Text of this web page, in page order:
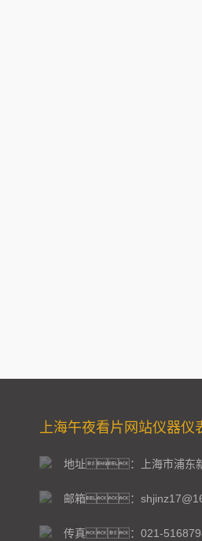
上海午夜看片网站仪器仪
地址：上海市浦东
邮箱：
传真：021-